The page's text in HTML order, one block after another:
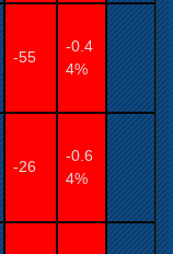
-55
-0.4
4%
-26
-0.6
4%